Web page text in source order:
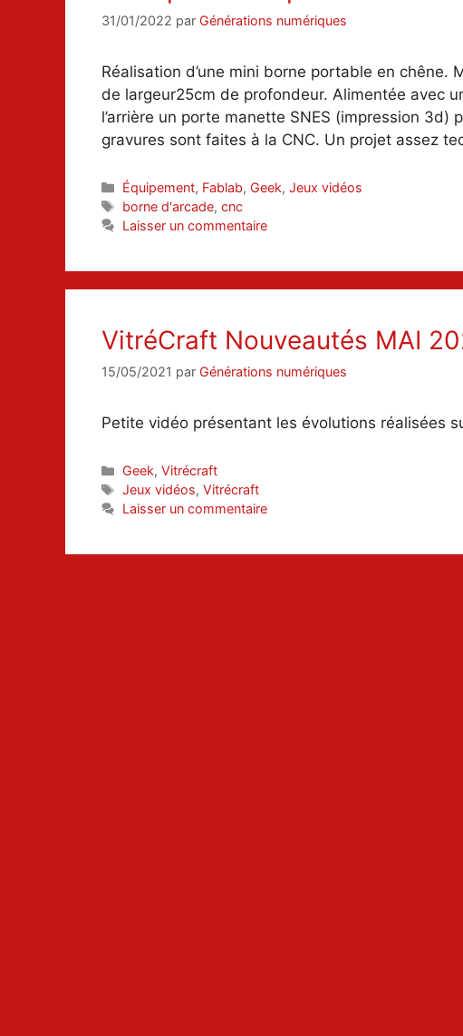
31/01/2022 par Générations numériques
Réalisation d’une mini borne portable en chêne.
de largeur25cm de profondeur. Alimentée avec
l’arrière un porte manette SNES (impression 3d)
gravures sont faites à la CNC. Un projet assez
Catégories
Équipement, Fablab, Geek,Jeux vidéos
Étiquettes
borne d'arcade,cnc
Laisser un commentaire
VitréCraft Nouveautés MAI
15/05/2021 par Générations numériques
Petite vidéo présentant les évolutions réalisées
Catégories
Geek,Vitrécraft
Étiquettes
Jeux vidéos,Vitrécraft
Laisser un commentaire